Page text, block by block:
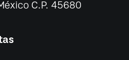
C.P. 45680